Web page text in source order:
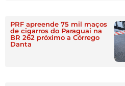
PRF apreende 75 mil maços
de cigarros do Paraguai na
BR 262 próximo a Córrego
Danta